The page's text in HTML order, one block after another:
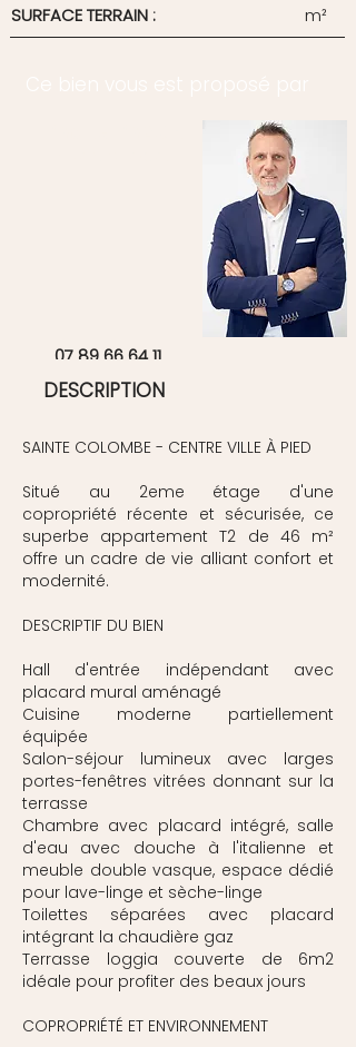
SURFACE TERRAIN :
m²
07 89 66 64 11
DESCRIPTION
SAINTE COLOMBE - CENTRE VILLE À PIED
Situé au 2eme étage d'une
copropriété récente et sécurisée, ce
superbe appartement T2 de 46 m²
offre un cadre de vie alliant confort et
modernité.
DESCRIPTIF DU BIEN
Hall d'entrée indépendant avec
placard mural aménagé
Cuisine moderne partiellement
équipée
Salon-séjour lumineux avec larges
portes-fenêtres vitrées donnant sur la
terrasse
Chambre avec placard intégré, salle
d'eau avec douche à l'italienne et
meuble double vasque, espace dédié
pour lave-linge et sèche-linge
Toilettes séparées avec placard
intégrant la chaudière gaz
Terrasse loggia couverte de 6m2
idéale pour profiter des beaux jours
COPROPRIÉTÉ ET ENVIRONNEMENT